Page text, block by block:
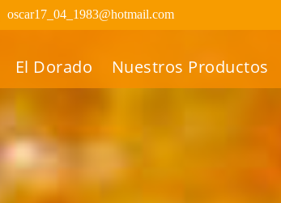
oscar17_04_1983@hotmail.com
El Dorado Nuestros Productos